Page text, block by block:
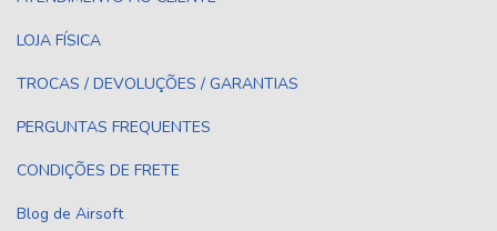
LOJA FÍSICA
TROCAS / DEVOLUÇÕES / GARANTIAS
PERGUNTAS FREQUENTES
CONDIÇÕES DE FRETE
Blog de Airsoft